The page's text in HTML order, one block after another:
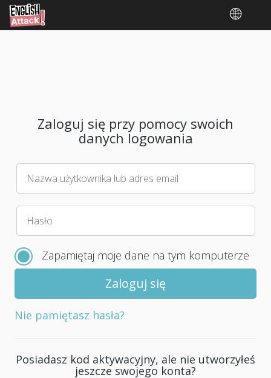
Zaloguj się przy pomocy swoich
danych logowania
Nazwa użytkownika lub adres email
Wybierz
nowe
do
swojego
musi
mieć
Hasło
Zapamiętaj moje dane na tym komputerze
Nie pamiętasz hasła?
Posiadasz kod aktywacyjny, ale nie utworzyłeś
jeszcze swojego konta?